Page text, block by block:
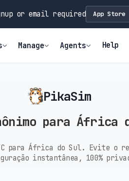
or email required App Store
Manage Agents Help
PikaSim
para África
para África do Sul. Evite
instantânea, 100%